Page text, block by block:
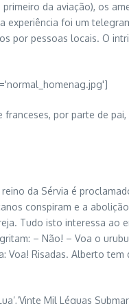
da aviação), os
foi um
por pessoas locais. O
por parte de
da Sérvia é
conspiram e a
Tudo isto interessa ao
– Não! – Voa o
Risadas. Alberto tem
Mil Léguas